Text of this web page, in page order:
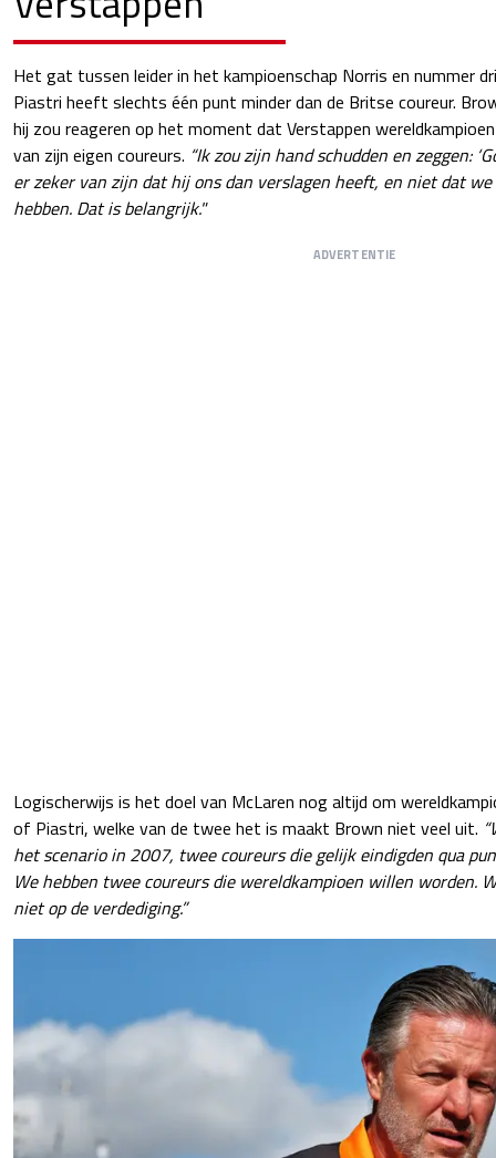
Het gat tussen leider in het kampioenschap Norris en nummer
Piastri heeft slechts één punt minder dan de Britse coureur.
hij zou reageren op het moment dat Verstappen
van zijn eigen coureurs. “Ik zou zijn hand schudden en zeggen:
er zeker van zijn dat hij ons dan verslagen heeft, en niet dat
hebben. Dat is belangrijk."
ADVERTENTIE
Logischerwijs is het doel van McLaren nog altijd om
of Piastri, welke van de twee het is maakt Brown niet veel uit.
het scenario in 2007, twee coureurs die gelijk eindigden qua
We hebben twee coureurs die wereldkampioen willen worden.
niet op de verdediging.”